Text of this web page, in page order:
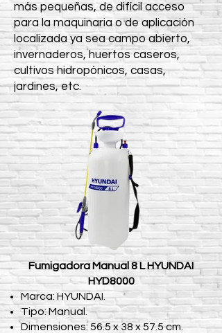
más pequeñas, de difícil acceso
para la maquinaria o de aplicación
localizada ya sea campo abierto,
invernaderos, huertos caseros,
cultivos hidropónicos, casas,
jardines, etc.
Fumigadora Manual 8 L HYUNDAI
HYD8000
Marca: HYUNDAI.
Tipo: Manual.
Dimensiones: 56.5 x 38 x 57.5 cm.